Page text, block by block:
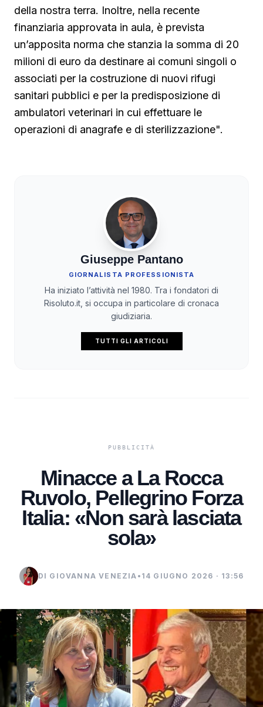
della nostra terra. Inoltre, nella recente
finanziaria approvata in aula, è prevista
un’apposita norma che stanzia la somma di 20
milioni di euro da destinare ai comuni singoli o
associati per la costruzione di nuovi rifugi
sanitari pubblici e per la predisposizione di
ambulatori veterinari in cui effettuare le
operazioni di anagrafe e di sterilizzazione".
Giuseppe Pantano
GIORNALISTA PROFESSIONISTA
Ha iniziato l’attività nel 1980. Tra i fondatori di
Risoluto.it, si occupa in particolare di cronaca
giudiziaria.
TUTTI GLI ARTICOLI
Minacce a La Rocca
Ruvolo, Pellegrino Forza
Italia: «Non sarà lasciata
sola»
DI GIOVANNA VENEZIA • 14 GIUGNO 2026 · 13:56